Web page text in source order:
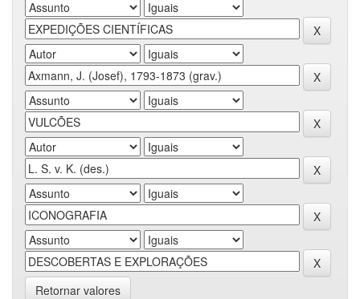
Retornar valores